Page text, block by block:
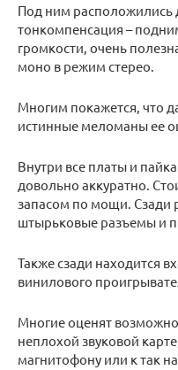
Под ним расположились
тонкомпенсация –
громкости, очень
моно в режим стерео.
Многим покажется, что
истинные меломаны ее
Внутри все платы и
довольно аккуратно.
запасом по мощи. Сзади
штырьковые разъемы и
Также сзади находится
винилового
Многие оценят
неплохой звуковой
магнитофону или к так